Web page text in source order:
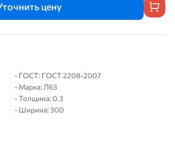
цену
- ГОСТ: ГОСТ 2208-2007
- Марка: Л63
- Толщина: 0.3
- Ширина: 300